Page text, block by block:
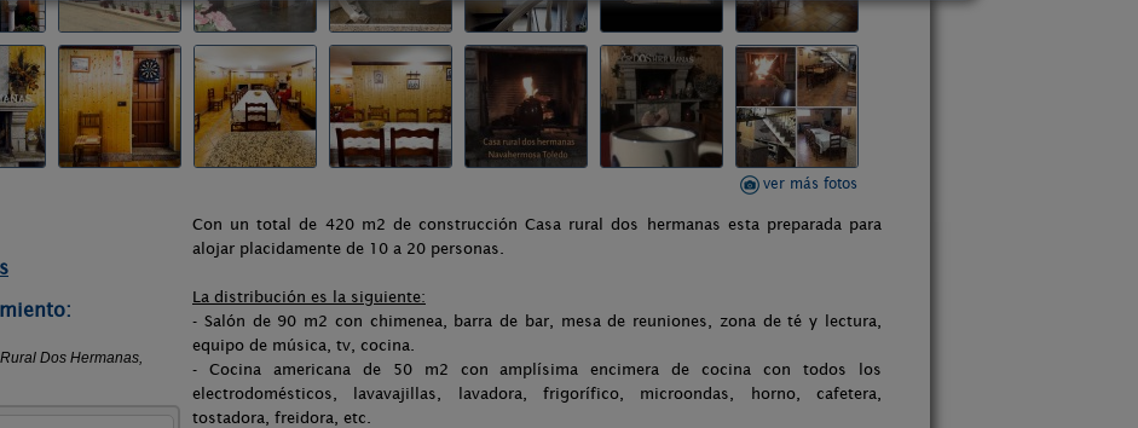
ver más fotos
Con un total de 420 m2 de construcción Casa rural dos hermanas esta preparada para
alojar placidamente de 10 a 20 personas.
La distribución es la siguiente:
- Salón de 90 m2 con chimenea, barra de bar, mesa de reuniones, zona de té y lectura,
equipo de música, tv, cocina.
- Cocina americana de 50 m2 con amplísima encimera de cocina con todos los
electrodomésticos, lavavajillas, lavadora, frigorífico, microondas, horno, cafetera,
tostadora, freidora, etc.